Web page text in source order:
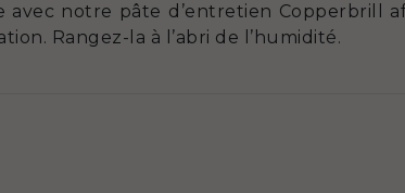
notre pâte d’entretien Copperbrill
Rangez-la à l’abri de l’humidité.